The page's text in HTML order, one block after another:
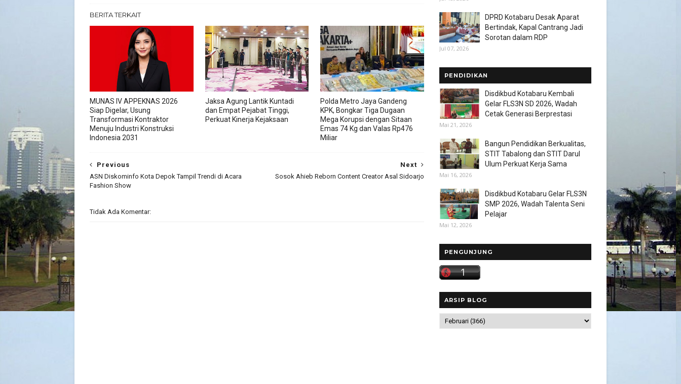
BERITA TERKAIT
MUNAS IV APPEKNAS 2026
Siap Digelar, Usung
Transformasi Kontraktor
Menuju Industri Konstruksi
Indonesia 2031
Jaksa Agung Lantik Kuntadi
dan Empat Pejabat Tinggi,
Perkuat Kinerja Kejaksaan
Polda Metro Jaya Gandeng
KPK, Bongkar Tiga Dugaan
Mega Korupsi dengan Sitaan
Emas 74 Kg dan Valas Rp476
Miliar
Next
Sosok Ahieb Reborn Content Creator Asal Sidoarjo
Previous
ASN Diskominfo Kota Depok Tampil Trendi di Acara
Fashion Show
Tidak Ada Komentar:
DPRD Kotabaru Desak Aparat
Bertindak, Kapal Cantrang Jadi
Sorotan dalam RDP
Jul 07, 2026
PENDIDIKAN
Disdikbud Kotabaru Kembali
Gelar FLS3N SD 2026, Wadah
Cetak Generasi Berprestasi
Mai 21, 2026
Bangun Pendidikan Berkualitas,
STIT Tabalong dan STIT Darul
Ulum Perkuat Kerja Sama
Mai 16, 2026
Disdikbud Kotabaru Gelar FLS3N
SMP 2026, Wadah Talenta Seni
Pelajar
Mai 12, 2026
PENGUNJUNG
ARSIP BLOG